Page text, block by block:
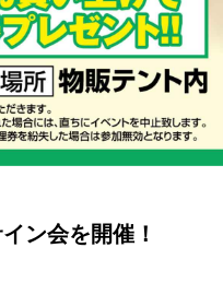
ン会を開催！